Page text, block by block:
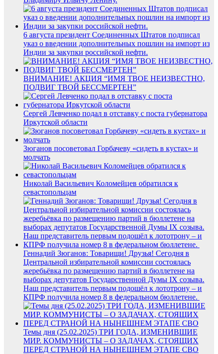
6 августа президент Соединенных Штатов подписал
указ о введении дополнительных пошлин на импорт из
Индии за закупки российской нефти.
ВНИМАНИЕ! АКЦИЯ “ИМЯ ТВОЕ НЕИЗВЕСТНО,
ПОДВИГ ТВОЙ БЕССМЕРТЕН”
Сергей Левченко подал в отставку с поста губернатора
Иркутской области
Зюганов посоветовал Горбачеву «сидеть в кустах» и
молчать
Николай Васильевич Коломейцев обратился к
севастопольцам
Геннадий Зюганов: Товарищи! Друзья! Сегодня в
Центральной избирательной комиссии состоялась
жеребьёвка по размещению партий в бюллетене на
выборах депутатов Государственной Думы IX созыва.
Наш представитель первым подошёл к лототрону – и
КПРФ получила номер 8 в федеральном бюллетене.
Темы дня (25.02.2025) ТРИ ГОДА, ИЗМЕНИВШИЕ
МИР. КОММУНИСТЫ – О ЗАДАЧАХ, СТОЯЩИХ
ПЕРЕД СТРАНОЙ НА НЫНЕШНЕМ ЭТАПЕ СВО